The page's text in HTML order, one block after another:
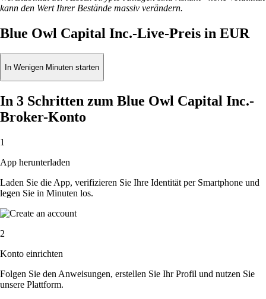
kann den Wert Ihrer Bestände massiv verändern.
Blue Owl Capital Inc.-Live-Preis in EUR
In Wenigen Minuten starten
In 3 Schritten zum Blue Owl Capital Inc.-
Broker-Konto
1
App herunterladen
Laden Sie die App, verifizieren Sie Ihre Identität per Smartphone und
legen Sie in Minuten los.
2
Konto einrichten
Folgen Sie den Anweisungen, erstellen Sie Ihr Profil und nutzen Sie
unsere Plattform.